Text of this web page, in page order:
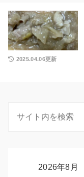
2025.04.06更新
2026年8月